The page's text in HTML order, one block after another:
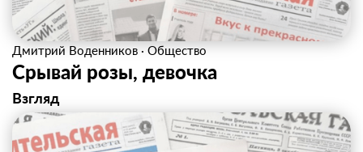
Дмитрий Воденников · Общество
Срывай розы, девочка
Взгляд